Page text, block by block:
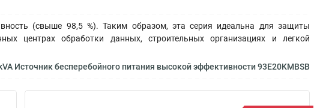
(свыше 98,5 %). Таким образом, эта серия идеальна для защиты
центрах обработки данных, строительных организациях и легкой
Источник бесперебойного питания высокой эффективности 93E20KMBSB